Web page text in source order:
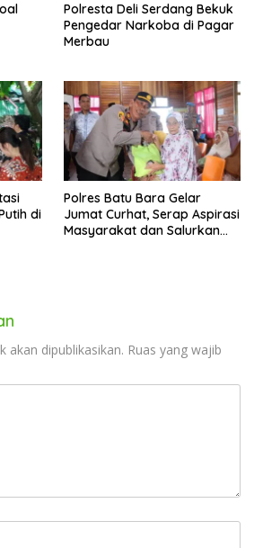
Polresta Deli Serdang Bekuk
Pengedar Narkoba di Pagar
Merbau
di
Polres Batu Bara Gelar
Jumat Curhat, Serap Aspirasi
Masyarakat dan Salurkan
akan dipublikasikan. Ruas yang wajib